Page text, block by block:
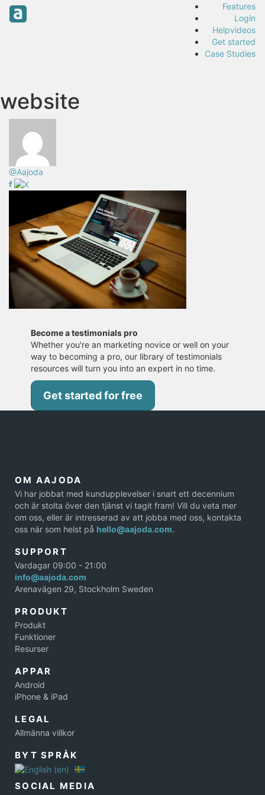
Features
Login
Helpvideos
Get started
Case Studies
website
@Aajoda
Become a testimonials pro
Whether you're an marketing novice or well on your
way to becoming a pro, our library of testimonials
resources will turn you into an expert in no time.
Get started for free
OM AAJODA
Vi har jobbat med kundupplevelser i snart ett decennium
och är stolta över den tjänst vi tagit fram! Vill du veta mer
om oss, eller är intresserad av att jobba med oss, kontakta
oss när som helst på hello@aajoda.com.
SUPPORT
Vardagar 09:00 - 21:00
info@aajoda.com
Arenavägen 29, Stockholm Sweden
PRODUKT
Produkt
Funktioner
Resurser
APPAR
Android
iPhone & iPad
LEGAL
Allmänna villkor
BYT SPRÅK
SOCIAL MEDIA